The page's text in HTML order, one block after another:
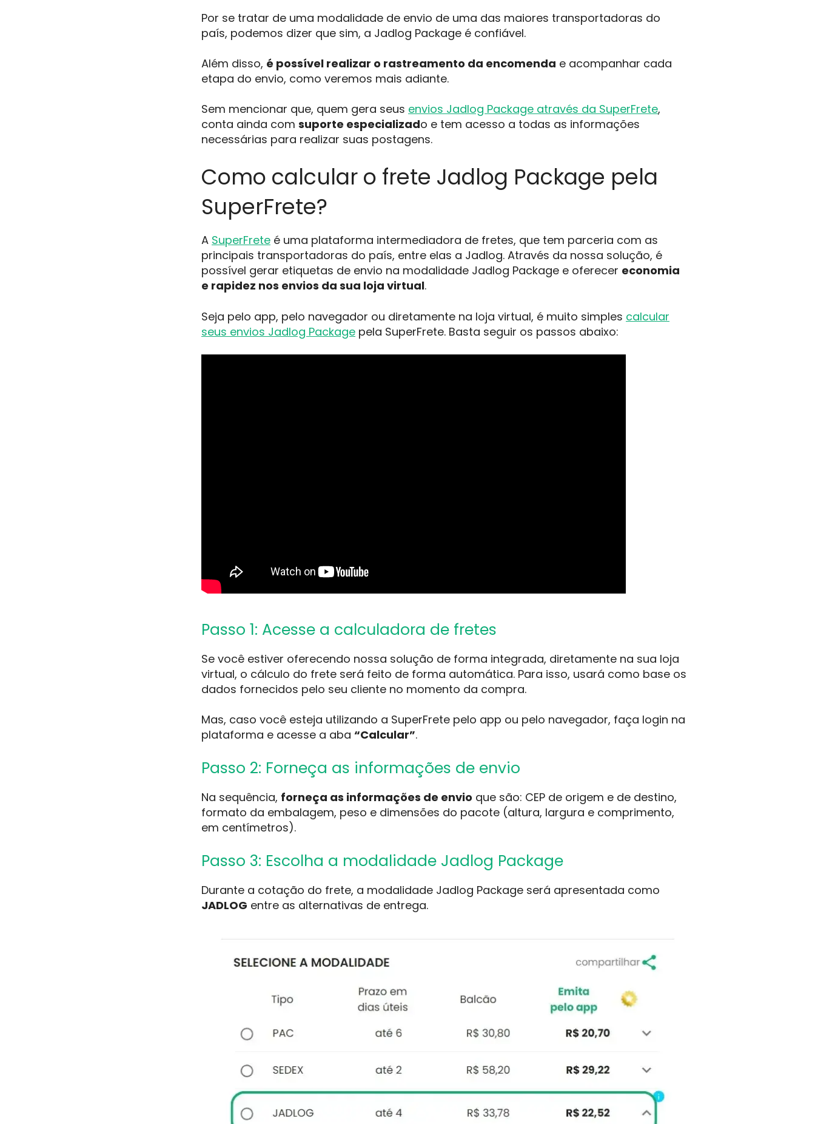
Por se tratar de uma modalidade de envio de uma das maiores transportadoras do
país, podemos dizer que sim, a Jadlog Package é confiável.
Além disso, é possível realizar o rastreamento da encomenda e acompanhar cada
etapa do envio, como veremos mais adiante.
Sem mencionar que, quem gera seus envios Jadlog Package através da SuperFrete,
conta ainda com suporte especializado e tem acesso a todas as informações
necessárias para realizar suas postagens.
Como calcular o frete Jadlog Package pela
SuperFrete?
A SuperFrete é uma plataforma intermediadora de fretes, que tem parceria com as
principais transportadoras do país, entre elas a Jadlog. Através da nossa solução, é
possível gerar etiquetas de envio na modalidade Jadlog Package e oferecer economia
e rapidez nos envios da sua loja virtual.
Seja pelo app, pelo navegador ou diretamente na loja virtual, é muito simples calcular
seus envios Jadlog Package pela SuperFrete. Basta seguir os passos abaixo:
Passo 1: Acesse a calculadora de fretes
Se você estiver oferecendo nossa solução de forma integrada, diretamente na sua loja
virtual, o cálculo do frete será feito de forma automática. Para isso, usará como base os
dados fornecidos pelo seu cliente no momento da compra.
Mas, caso você esteja utilizando a SuperFrete pelo app ou pelo navegador, faça login na
plataforma e acesse a aba “Calcular”.
Passo 2: Forneça as informações de envio
Na sequência, forneça as informações de envio que são: CEP de origem e de destino,
formato da embalagem, peso e dimensões do pacote (altura, largura e comprimento,
em centímetros).
Passo 3: Escolha a modalidade Jadlog Package
Durante a cotação do frete, a modalidade Jadlog Package será apresentada como
JADLOG entre as alternativas de entrega.